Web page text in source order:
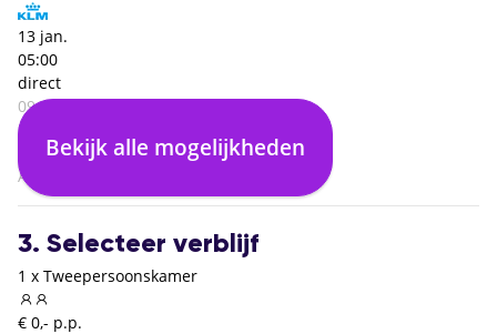
13 jan.
05:00
direct
09:00
Lissabon (LIS)
03:00
Amsterdam (AMS)
Bekijk alle mogelijkheden
3. Selecteer verblijf
1 x Tweepersoonskamer
€ 0,- p.p.